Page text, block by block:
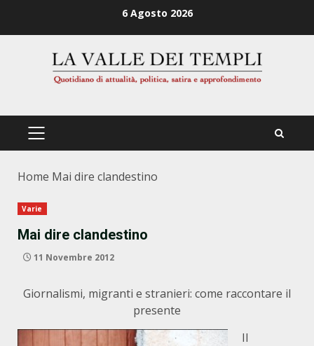
6 Agosto 2026
PRIMÄRES
Home Mai dire clandestino
Varie
Mai dire clandestino
11 Novembre 2012
Giornalismi, migranti e stranieri: come raccontare il
presente
Il